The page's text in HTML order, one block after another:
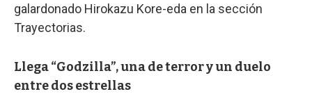
galardonado Hirokazu Kore-eda en la sección
Trayectorias.
Llega “Godzilla”, una de terror y un duelo
entre dos estrellas